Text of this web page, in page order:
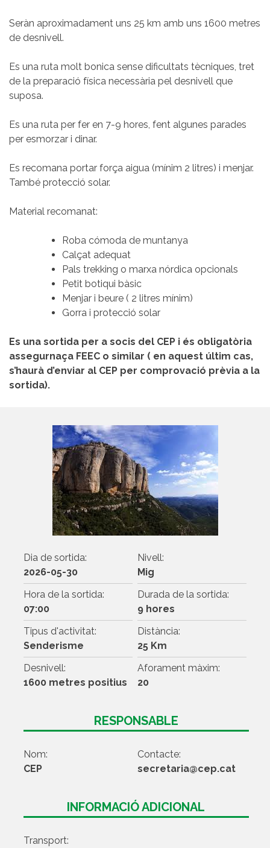
Seràn aproximadament uns 25 km amb uns 1600 metres
de desnivell.
Es una ruta molt bonica sense dificultats tècniques, tret
de la preparació física necessària pel desnivell que
suposa.
Es una ruta per fer en 7-9 hores, fent algunes parades
per esmorzar i dinar.
Es recomana portar força aigua (mínim 2 litres) i menjar.
També protecció solar.
Material recomanat:
Roba cómoda de muntanya
Calçat adequat
Pals trekking o marxa nórdica opcionals
Petit botiqui bàsic
Menjar i beure ( 2 litres mínim)
Gorra i protecció solar
Es una sortida per a socis del CEP i és obligatòria
assegurnaça FEEC o similar ( en aquest últim cas,
s’haurà d’enviar al CEP per comprovació prèvia a la
sortida).
Dia de sortida:
2026-05-30
Nivell:
Mig
Hora de la sortida:
07:00
Durada de la sortida:
9 hores
Tipus d'activitat:
Senderisme
Distància:
25 Km
Desnivell:
1600 metres positius
Aforament màxim:
20
RESPONSABLE
Nom:
CEP
Contacte:
secretaria@cep.cat
INFORMACIÓ ADICIONAL
Transport: